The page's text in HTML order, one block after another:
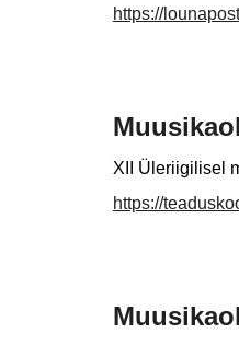
https://
XII Üleriigilisel
https://